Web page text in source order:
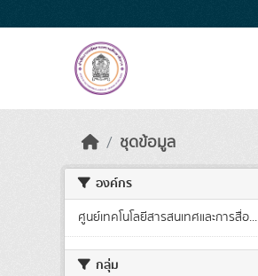
ชุดข้อมูล
องค์กร
ศูนย์เทคโนโลยีสารสนเทศและการสื่อ...
กลุ่ม